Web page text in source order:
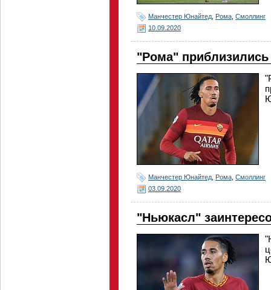
Манчестер Юнайтед Рома Смоллинг
10.09.2020
"Рома" приблизились
Манчестер Юнайтед Рома Смоллинг
03.09.2020
"Ньюкасл"